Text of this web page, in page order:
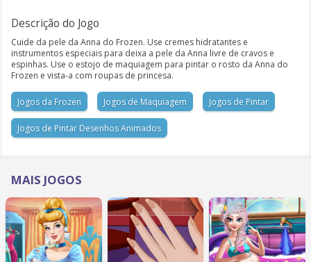
Descrição do Jogo
Cuide da pele da Anna do Frozen. Use cremes hidratantes e
instrumentos especiais para deixa a pele da Anna livre de cravos e
espinhas. Use o estojo de maquiagem para pintar o rosto da Anna do
Frozen e vista-a com roupas de princesa.
Jogos da Frozen Jogos de Maquiagem Jogos de Pintar
Jogos de Pintar Desenhos Animados
MAIS JOGOS